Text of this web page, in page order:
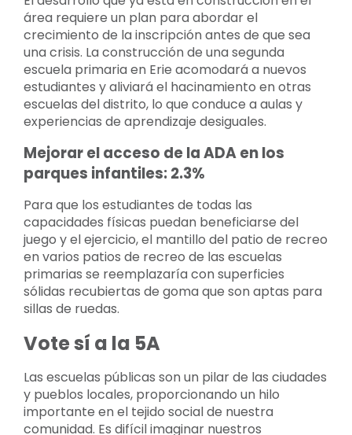
área requiere un plan para abordar el
crecimiento de la inscripción antes de que sea
una crisis. La construcción de una segunda
escuela primaria en Erie acomodará a nuevos
estudiantes y aliviará el hacinamiento en otras
escuelas del distrito, lo que conduce a aulas y
experiencias de aprendizaje desiguales.
Mejorar el acceso de la ADA en los
parques infantiles: 2.3%
Para que los estudiantes de todas las
capacidades físicas puedan beneficiarse del
juego y el ejercicio, el mantillo del patio de recreo
en varios patios de recreo de las escuelas
primarias se reemplazaría con superficies
sólidas recubiertas de goma que son aptas para
sillas de ruedas.
Vote sí a la 5A
Las escuelas públicas son un pilar de las ciudades
y pueblos locales, proporcionando un hilo
importante en el tejido social de nuestra
comunidad. Es difícil imaginar nuestros